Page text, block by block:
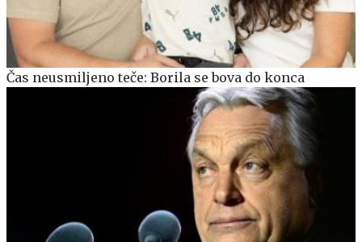
Čas neusmiljeno teče: Borila se bova do konca